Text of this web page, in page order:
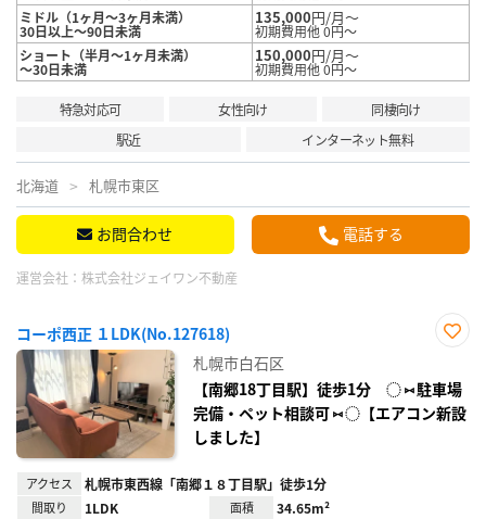
ミドル（1ヶ月～3ヶ月未満）
30日以上～90日未満
135,000円/月～
初期費用他 0円～
ショート（半月～1ヶ月未満）
～30日未満
150,000円/月～
初期費用他 0円～
特急対応可 女性向け
同棲向け
駅近
インターネット無料
北海道 札幌市東区
お問合わせ 電話する
運営会社： 株式会社ジェイワン不動産
コーポ西正 １LDK(No.127618)
り登
録
札幌市白石区
【南郷18丁目駅】徒歩1分 ◌ ⑅ 駐車場
完備・ペット相談可 ⑅ ◌【エアコン新設
しました】
アクセス 札幌市東西線「南郷１８丁目駅」徒歩1分
間取り 1LDK 面積 34.65m²